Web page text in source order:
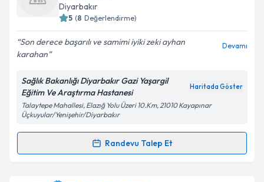
Kişisel verilerimin işlenmesine ilişkinAydınlatma
Metni'ni okudum ve kişisel verilerimin belirtilen
Takvim Talebini Gönder
Diyarbakır
5 (8 Değerlendirme)
Son derece başarılı ve samimi iyiki zeki ayhan
karahan
Devamı
Sağlık Bakanlığı Diyarbakır Gazi Yaşargil
Eğitim Ve Araştırma Hastanesi
Haritada Göster
Talaytepe Mahallesi, Elazığ Yolu Üzeri 10.Km, 21010 Kayapınar
Üçkuyular/Yenişehir/Diyarbakır
Randevu Talep Et
Randevu Takvimi Talebi